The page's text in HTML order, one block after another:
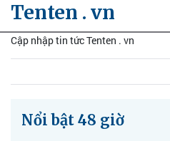
Tenten . vn
Cập nhập tin tức Tenten . vn
Nổi bật 48 giờ